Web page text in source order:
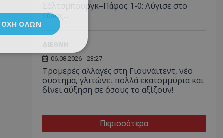
Σάλτσμπουργκ–Πάφος 1-0: Λύγισε στο
τέλος...
06.08.2026 - 23:27
Τρομερές αλλαγές στη Γιουνάιτεντ, νέο
σύστημα, γλιτώνει πολλά εκατομμύρια και
δίνει αύξηση σε όσους το αξίζουν!
Περισσότερα
ΌΛΩΝ